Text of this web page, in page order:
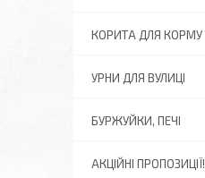
КОРИТА ДЛЯ КОРМУ
УРНИ ДЛЯ ВУЛИЦІ
БУРЖУЙКИ, ПЕЧІ
АКЦІЙНІ ПРОПОЗИЦІЇ!